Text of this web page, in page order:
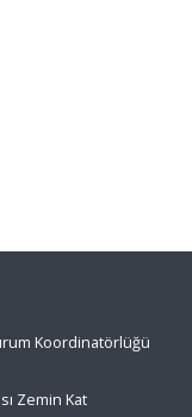
Koordinatörlüğü
Zemin Kat